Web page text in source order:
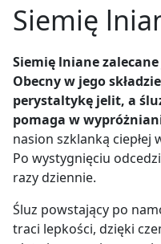
Siemię
Siemię lniane
Obecny w jego
perystaltykę jelit, a
pomaga w
nasion szklanką ciepłej
Po wystygnięciu
razy dziennie.
Śluz powstający po
traci lepkości, dzięki